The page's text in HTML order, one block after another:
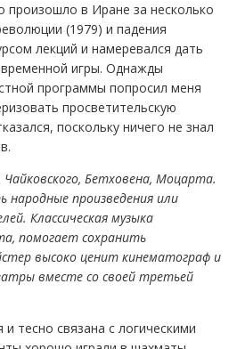
в Иране за несколько
(1979) и падения
лекций и намеревался дать
игры. Однажды
программы попросил меня
просветительскую
поскольку ничего не знал
Бетховена, Моцарта.
произведения или
Классическая музыка
помогает сохранить
высоко ценит кинематограф и
вместе со своей третьей
тесно связана с логическими